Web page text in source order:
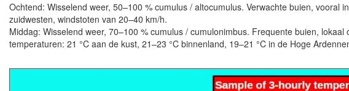
Ochtend: Wisselend weer, 50–100 % cumulus / altocumulus. Verwachte buien,
zuidwesten, windstoten van 20–40 km/h.
Middag: Wisselend weer, 70–100 % cumulus / cumulonimbus. Frequente buien,
temperaturen: 21 °C aan de kust, 21–23 °C binnenland, 19–21 °C in de Hoge